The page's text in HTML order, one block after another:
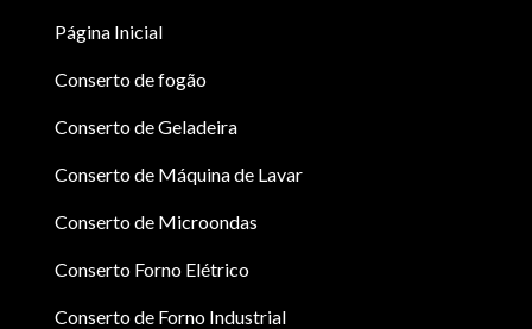
Página Inicial
Conserto de fogão
Conserto de Geladeira
Conserto de Máquina de Lavar
Conserto de Microondas
Conserto Forno Elétrico
Conserto de Forno Industrial